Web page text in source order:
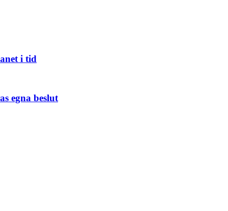
i tid
egna beslut